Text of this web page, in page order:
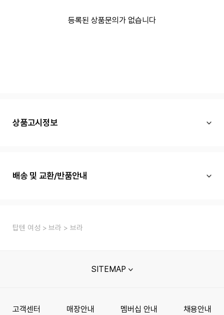
등록된 상품문의가 없습니다
상품고시정보
배송 및 교환/반품안내
탑텐 여성 브라 브라
SITEMAP
고객센터 매장안내 멤버십 안내 채용안내